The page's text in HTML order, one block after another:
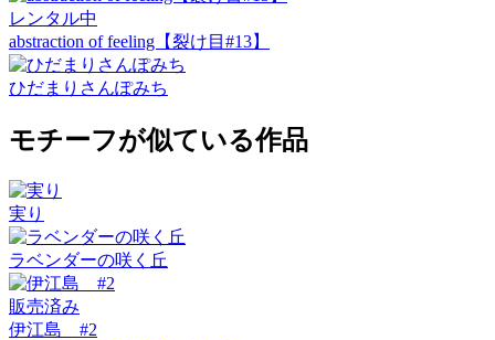
レンタル中
abstraction of feeling【裂け目#13】
ひだまりさんぽみち
モチーフが似ている作品
実り
ラベンダーの咲く丘
販売済み
伊江島 #2